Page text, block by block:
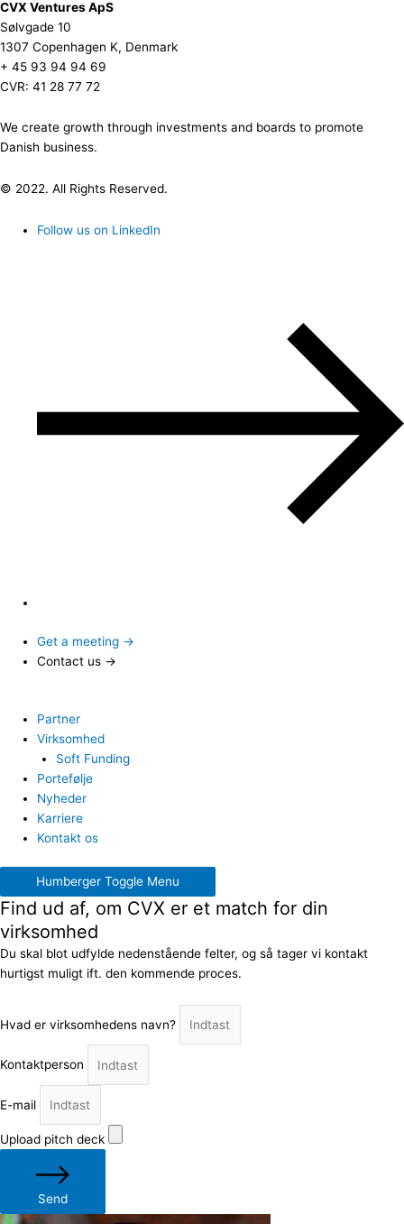
CVX Ventures ApS
Sølvgade 10
1307 Copenhagen K, Denmark
+ 45 93 94 94 69
CVR: 41 28 77 72
We create growth through investments and boards to promote
Danish business.
© 2022. All Rights Reserved.
Follow us on LinkedIn
Get a meeting →
Contact us →
Partner
Virksomhed
Soft Funding
Portefølje
Nyheder
Karriere
Kontakt os
Humberger Toggle Menu
Find ud af, om CVX er et match for din
virksomhed
Du skal blot udfylde nedenstående felter, og så tager vi kontakt
hurtigst muligt ift. den kommende proces.
Hvad er virksomhedens navn?
Kontaktperson
E-mail
Upload pitch deck
Send